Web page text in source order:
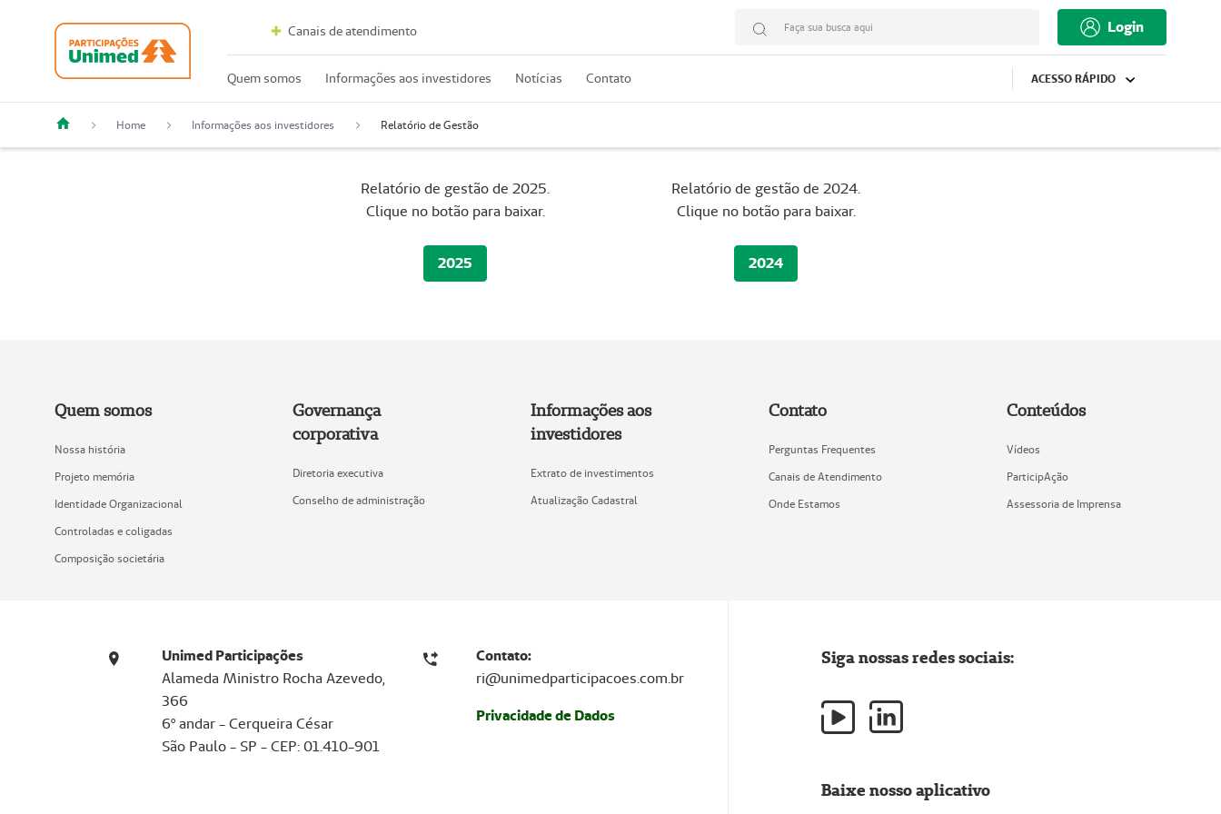
Canais de atendimento Faça sua busca aqui Login
Quem somos Informações aos investidores Notícias Contato ACESSO RÁPIDO
Home Informações aos investidores Relatório de Gestão
Relatório de gestão de 2025.
Clique no botão para baixar.
2025
Relatório de gestão de 2024.
Clique no botão para baixar.
2024
Quem somos
Nossa história
Projeto memória
Identidade Organizacional
Controladas e coligadas
Composição societária
Governança
corporativa
Diretoria executiva
Conselho de administração
Informações aos
investidores
Extrato de investimentos
Atualização Cadastral
Contato
Perguntas Frequentes
Canais de Atendimento
Onde Estamos
Conteúdos
Vídeos
ParticipAção
Assessoria de Imprensa
Unimed Participações
Alameda Ministro Rocha Azevedo,
366
6º andar - Cerqueira César
São Paulo - SP - CEP: 01.410-901
Contato:
ri@unimedparticipacoes.com.br
Privacidade de Dados
Siga nossas redes sociais:
Baixe nosso aplicativo